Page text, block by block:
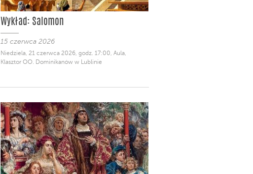
Wykład: Salomon
15 czerwca 2026
Niedziela, 21 czerwca 2026, godz. 17:00, Aula,
Klasztor OO. Dominikanów w Lublinie